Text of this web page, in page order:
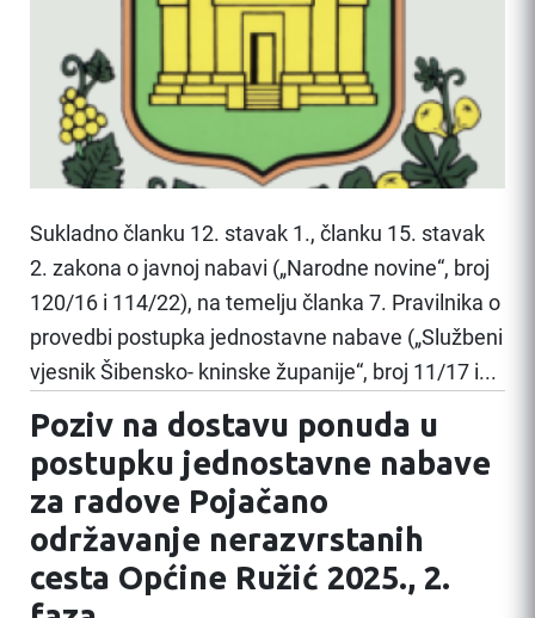
Sukladno članku 12. stavak 1., članku 15. stavak
2. zakona o javnoj nabavi („Narodne novine“, broj
120/16 i 114/22), na temelju članka 7. Pravilnika o
provedbi postupka jednostavne nabave („Službeni
vjesnik Šibensko- kninske županije“, broj 11/17 i...
Poziv na dostavu ponuda u
postupku jednostavne nabave
za radove Pojačano
održavanje nerazvrstanih
cesta Općine Ružić 2025., 2.